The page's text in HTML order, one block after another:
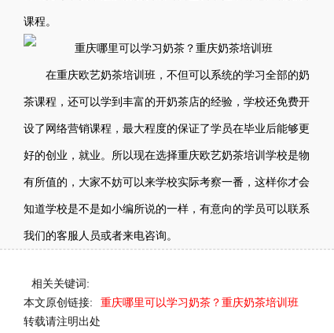
课程。
在重庆欧艺奶茶培训班，不但可以系统的学习全部的奶
茶课程，还可以学到丰富的开奶茶店的经验，学校还免费开
设了网络营销课程，最大程度的保证了学员在毕业后能够更
好的创业，就业。所以现在选择重庆欧艺奶茶培训学校是物
有所值的，大家不妨可以来学校实际考察一番，这样你才会
知道学校是不是如小编所说的一样，有意向的学员可以联系
我们的客服人员或者来电咨询。
相关关键词:
本文原创链接:
重庆哪里可以学习奶茶？重庆奶茶培训班
转载请注明出处